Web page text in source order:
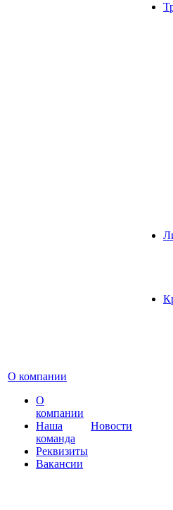
О компании
О
компании
Наша
команда
Реквизиты
Вакансии
Новости